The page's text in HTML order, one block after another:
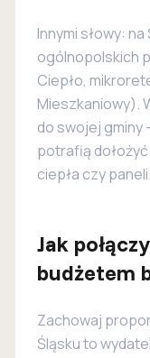
Innymi słowy:
ogólnopolskich
Ciepło,
Mieszkaniowy).
do swojej gminy
potrafią
ciepła czy paneli.
Jak
budżetem
Zachowaj
Śląsku to